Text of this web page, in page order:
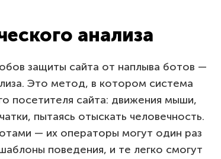
анализа
защиты сайта от наплыва ботов —
Это метод, в котором система
посетителя сайта: движения мыши,
пытаясь отыскать человечность.
— их операторы могут один раз
поведения, и те легко смогут